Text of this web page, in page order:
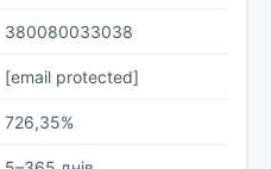
380080033038
[email protected]
726,35%